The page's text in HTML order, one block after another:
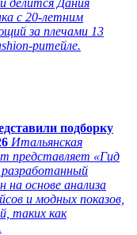
делится Дания
с 20-летним
за плечами 13
ритейле.
подборку
Итальянская
представляет «Гид
разработанный
на основе анализа
и модных показов,
таких как